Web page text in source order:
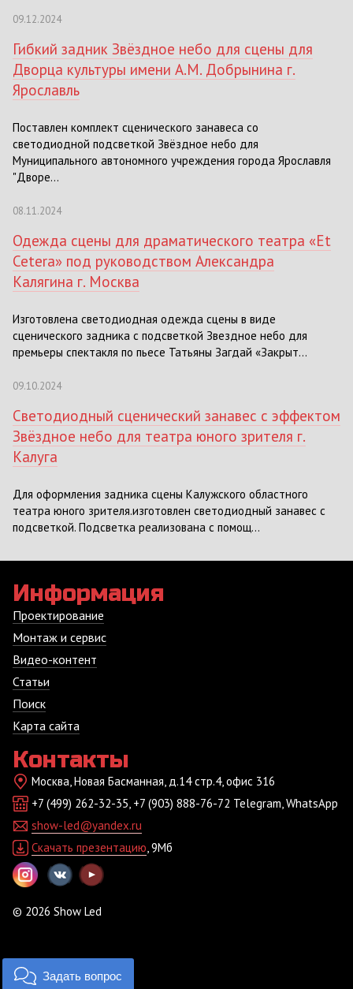
09.12.2024
Гибкий задник Звёздное небо для сцены для
Дворца культуры имени А.М. Добрынина г.
Ярославль
Поставлен комплект сценического занавеса со
светодиодной подсветкой Звёздное небо для
Муниципального автономного учреждения города Ярославля
"Дворе...
08.11.2024
Одежда сцены для драматического театра «Et
Cetera» под руководством Александра
Калягина г. Москва
Изготовлена светодиодная одежда сцены в виде
сценического задника с подсветкой Звездное небо для
премьеры спектакля по пьесе Татьяны Загдай «Закрыт...
09.10.2024
Светодиодный сценический занавес с эффектом
Звёздное небо для театра юного зрителя г.
Калуга
Для оформления задника сцены Калужского областного
театра юного зрителя.изготовлен светодиодный занавес с
подсветкой. Подсветка реализована с помощ...
Информация
Проектирование
Монтаж и сервис
Видео-контент
Статьи
Поиск
Карта сайта
Контакты
Москва, Новая Басманная, д.14 стр.4, офис 316
+7 (499) 262-32-35, +7 (903) 888-76-72 Telegram, WhatsApp
show-led@yandex.ru
Скачать презентацию, 9Мб
© 2026 Show Led
Задать вопрос